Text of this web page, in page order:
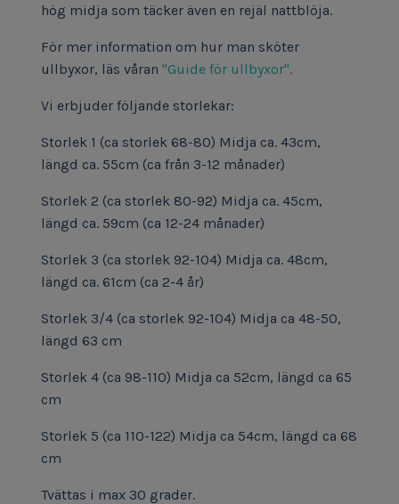
hög midja som täcker även en rejäl nattblöja.
För mer information om hur man sköter
ullbyxor, läs våran "Guide för ullbyxor".
Vi erbjuder följande storlekar:
Storlek 1 (ca storlek 68-80) Midja ca. 43cm,
längd ca. 55cm (ca från 3-12 månader)
Storlek 2 (ca storlek 80-92) Midja ca. 45cm,
längd ca. 59cm (ca 12-24 månader)
Storlek 3 (ca storlek 92-104) Midja ca. 48cm,
längd ca. 61cm (ca 2-4 år)
Storlek 3/4 (ca storlek 92-104) Midja ca 48-50,
längd 63 cm
Storlek 4 (ca 98-110) Midja ca 52cm, längd ca 65
cm
Storlek 5 (ca 110-122) Midja ca 54cm, längd ca 68
cm
Tvättas i max 30 grader.